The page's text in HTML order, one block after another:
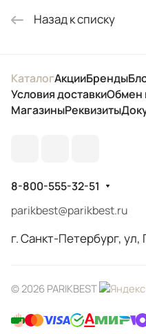
Назад к списку
КаталогАкцииБренды
Условия доставкиОбмен
МагазиныРеквизиты
8-800-555-32-51
parikbest@parikbest.ru
г. Санкт-Петербург,
© 2026 PARIKBEST